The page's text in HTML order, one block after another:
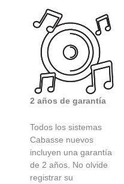
2 años de garantía
Todos los sistemas
Cabasse nuevos
incluyen una garantía
de 2 años. No olvide
registrar su